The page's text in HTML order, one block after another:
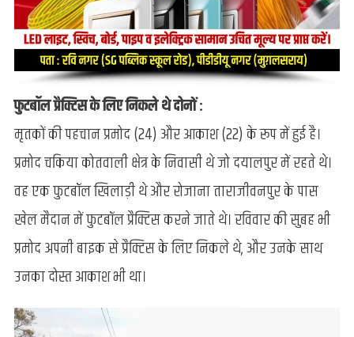
फुटबॉल प्रैक्टिस के लिए निकले थे दोनों :
मृतकों की पहचान प्रमोद (24) और आकाश (22) के रूप में हुई है।
प्रमोद चकिया कोतवाली क्षेत्र के निवासी थे जो दयालपुर में रहते थे।
वह एक फुटबॉल खिलाड़ी थे और रोजाना ताराजीवनपुर के पास
खेल मैदान में फुटबॉल प्रैक्टिस करने जाते थे। रविवार की सुबह भी
प्रमोद अपनी बाइक से प्रैक्टिस के लिए निकले थे, और उनके साथ
उनका दोस्त आकाश भी था।